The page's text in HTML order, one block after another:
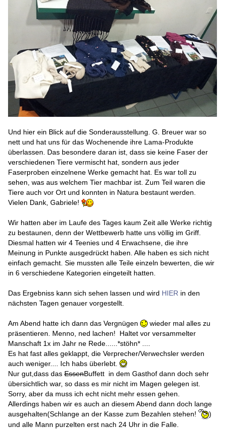
Und hier ein Blick auf die Sonderausstellung. G. Breuer war so
nett und hat uns für das Wochenende ihre Lama-Produkte
überlassen. Das besondere daran ist, dass sie keine Faser der
verschiedenen Tiere vermischt hat, sondern aus jeder
Faserproben einzelnene Werke gemacht hat. Es war toll zu
sehen, was aus welchem Tier machbar ist. Zum Teil waren die
Tiere auch vor Ort und konnten in Natura bestaunt werden.
Vielen Dank, Gabriele!
Wir hatten aber im Laufe des Tages kaum Zeit alle Werke richtig
zu bestaunen, denn der Wettbewerb hatte uns völlig im Griff.
Diesmal hatten wir 4 Teenies und 4 Erwachsene, die ihre
Meinung in Punkte ausgedrückt haben. Alle haben es sich nicht
einfach gemacht. Sie mussten alle Teile einzeln bewerten, die wir
in 6 verschiedene Kategorien eingeteilt hatten.
Das Ergebniss kann sich sehen lassen und wird HIER in den
nächsten Tagen genauer vorgestellt.
Am Abend hatte ich dann das Vergnügen
wieder mal alles zu
präsentieren. Menno, ned lachen! Haltet vor versammelter
Manschaft 1x im Jahr ne Rede......*stöhn* ....
Es hat fast alles geklappt, die Verprecher/Verwechsler werden
auch weniger.... Ich habs überlebt.
Nur gut,dass das EssenBuffett in dem Gasthof dann doch sehr
übersichtlich war, so dass es mir nicht im Magen gelegen ist.
Sorry, aber da muss ich echt nicht mehr essen gehen.
Allerdings haben wir es auch an diesem Abend dann doch lange
ausgehalten(Schlange an der Kasse zum Bezahlen stehen!
)
und alle Mann purzelten erst nach 24 Uhr in die Falle.